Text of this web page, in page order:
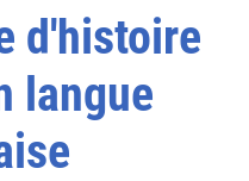
d'histoire
langue